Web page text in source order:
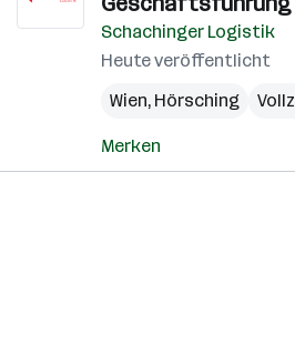
Schachinger Logistik
Heute veröffentlicht
Wien, Hörsching
Merken